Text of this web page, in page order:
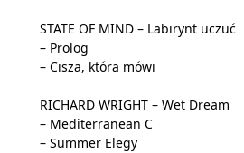
STATE OF MIND – Labirynt uczuć
– Prolog
– Cisza, która mówi
RICHARD WRIGHT – Wet Dream
– Mediterranean C
– Summer Elegy